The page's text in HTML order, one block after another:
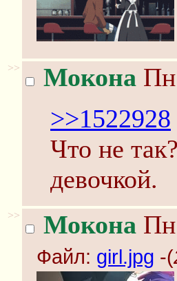
>> Мокона Пн
>>1522928
Что не
девочкой.
>> Мокона Пн
Файл: girl.jpg -(